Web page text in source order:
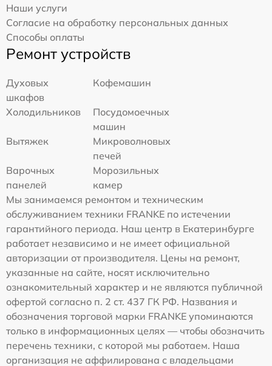
Наши услуги
Согласие на обработку персональных данных
Способы оплаты
Ремонт устройств
Духовых
шкафов
Кофемашин
Холодильников
Посудомоечных
машин
Вытяжек
Микроволновых
печей
Варочных
панелей
Морозильных
камер
Мы занимаемся ремонтом и техническим
обслуживанием техники FRANKE по истечении
гарантийного периода. Наш центр в Екатеринбурге
работает независимо и не имеет официальной
авторизации от производителя. Цены на ремонт,
указанные на сайте, носят исключительно
ознакомительный характер и не являются публичной
офертой согласно п. 2 ст. 437 ГК РФ. Названия и
обозначения торговой марки FRANKE упоминаются
только в информационных целях — чтобы обозначить
перечень техники, с которой мы работаем. Наша
организация не аффилирована с владельцами